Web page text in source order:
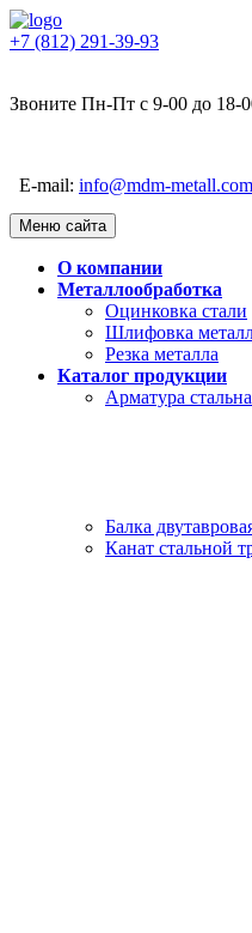
+7 (812) 291-39-93
Звоните Пн-Пт с 9-00 до 18-
E-mail: info@mdm-metall.com
Меню сайта
О компании
Металлообработка
Оцинковка стали
Шлифовка
Резка металла
Каталог продукции
Арматура
Балка
Канат стальной